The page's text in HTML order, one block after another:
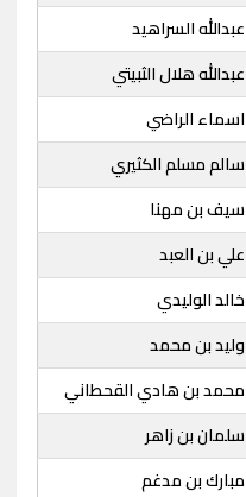
عبدالله السراهيد
عبدالله هلال الثبيتي
اسماء الراضي
سالم مسلم الكثيري
سيف بن مهنا
علي بن العبد
خالد الوليدي
وليد بن محمد
محمد بن هادي القحطاني
سلمان بن زاهر
مبارك بن مدغم